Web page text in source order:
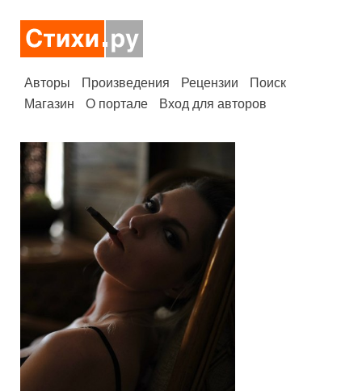
Авторы Произведения Рецензии
Поиск
Магазин
О портале Вход для авторов